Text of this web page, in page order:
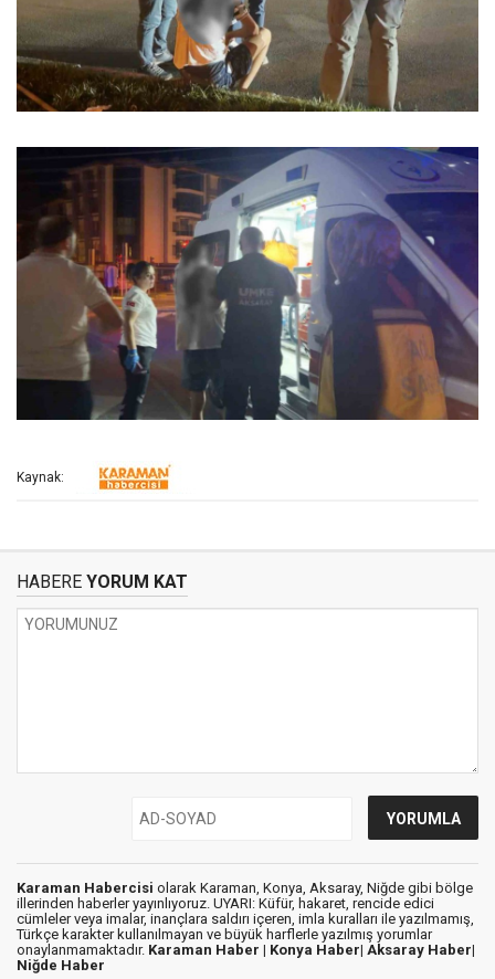
Kaynak:
HABERE YORUM KAT
Karaman Habercisi olarak Karaman, Konya, Aksaray, Niğde gibi bölge
illerinden haberler yayınlıyoruz. UYARI: Küfür, hakaret, rencide edici
cümleler veya imalar, inançlara saldırı içeren, imla kuralları ile yazılmamış,
Türkçe karakter kullanılmayan ve büyük harflerle yazılmış yorumlar
onaylanmamaktadır. Karaman Haber | Konya Haber| Aksaray Haber|
Niğde Haber